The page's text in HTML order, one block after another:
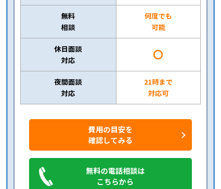
無料
相談
何度でも
可能
休日面談
対応
〇
夜間面談
対応
21時まで
対応可
費用の目安を
確認してみる
無料の電話相談は
こちらから